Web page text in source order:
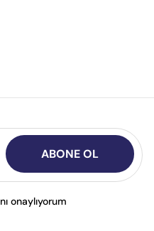
ABONE OL
onaylıyorum